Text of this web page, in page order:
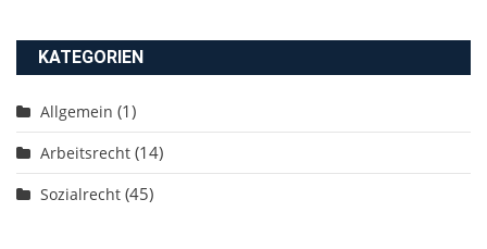
KATEGORIEN
Allgemein (1)
Arbeitsrecht (14)
Sozialrecht (45)